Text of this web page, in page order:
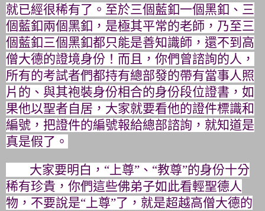
就已經很稀有了。至於三個藍釦一個黑釦、 三
個藍釦兩個黑釦，是極其平常的老師， 乃至三
個藍釦三個黑釦都只能是善知識師， 還不到高
僧大德的證境身份！而且，你們曾諮詢的人，
所有的考試者們都持有總部發的帶有當事人照
片的、 與其袍裝身份相合的身份段位證書，如
果他以聖者自居， 大家就要看他的證件標識和
編號，把證件的編號報給總部諮詢， 就知道是
真是假了。
大家要明白，“上尊”、“教尊”的身份十分
稀有珍貴， 你們這些佛弟子如此看輕聖德人
物，不要說是“上尊”了， 就是超越高僧大德的